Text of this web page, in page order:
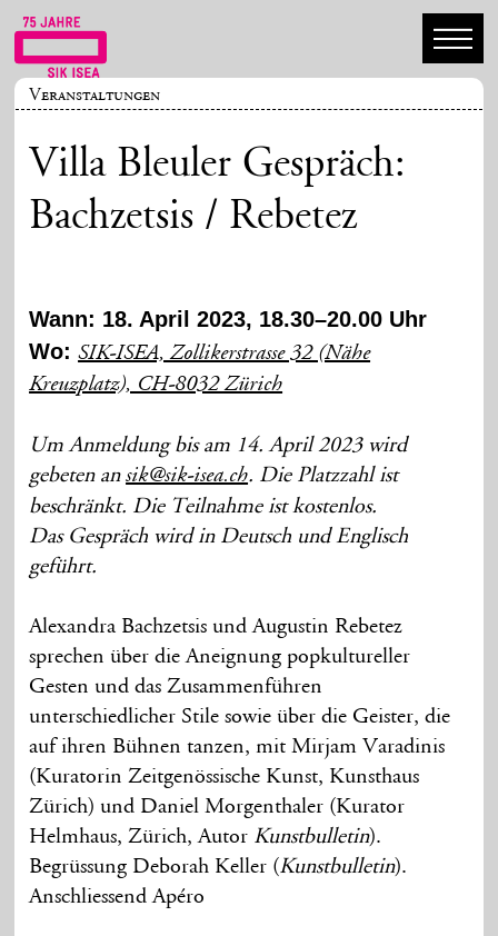
Veranstaltungen
Villa Bleuler Gespräch:
Bachzetsis / Rebetez
Wann: 18. April 2023, 18.30–20.00 Uhr
Wo:SIK-ISEA, Zollikerstrasse 32 (Nähe
Kreuzplatz), CH-8032 Zürich
Um Anmeldung bis am 14. April 2023 wird
gebeten ansik@sik-isea.ch. Die Platzzahl ist
beschränkt. Die Teilnahme ist kostenlos.
Das Gespräch wird in Deutsch und Englisch
geführt.
Alexandra Bachzetsis und Augustin Rebetez
sprechen über die Aneignung popkultureller
Gesten und das Zusammenführen
unterschiedlicher Stile sowie über die Geister, die
auf ihren Bühnen tanzen, mit Mirjam Varadinis
(Kuratorin Zeitgenössische Kunst, Kunsthaus
Zürich) und Daniel Morgenthaler (Kurator
Helmhaus, Zürich, Autor Kunstbulletin).
Begrüssung Deborah Keller (Kunstbulletin).
Anschliessend Apéro